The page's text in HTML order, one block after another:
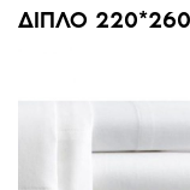
ΔΙΠΛΟ 220*260